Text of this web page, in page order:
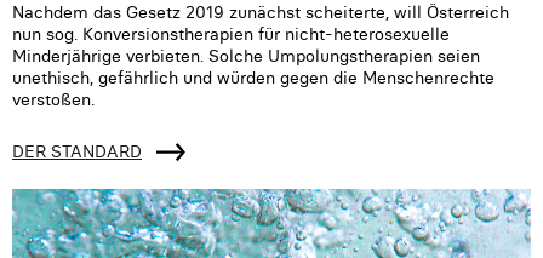
Nachdem das Gesetz 2019 zunächst scheiterte, will Österreich
nun sog. Konversionstherapien für nicht-heterosexuelle
Minderjährige verbieten. Solche Umpolungstherapien seien
unethisch, gefährlich und würden gegen die Menschenrechte
verstoßen.
DER STANDARD